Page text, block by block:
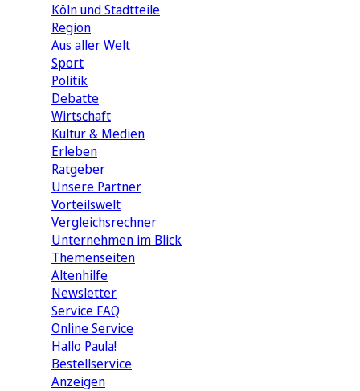
Köln und Stadtteile
Region
Aus aller Welt
Sport
Politik
Debatte
Wirtschaft
Kultur & Medien
Erleben
Ratgeber
Unsere Partner
Vorteilswelt
Vergleichsrechner
Unternehmen im Blick
Themenseiten
Altenhilfe
Newsletter
Service FAQ
Online Service
Hallo Paula!
Bestellservice
Anzeigen